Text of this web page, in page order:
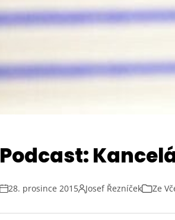
Podcast:
28. prosince 2015 Josef Řezníček Ze